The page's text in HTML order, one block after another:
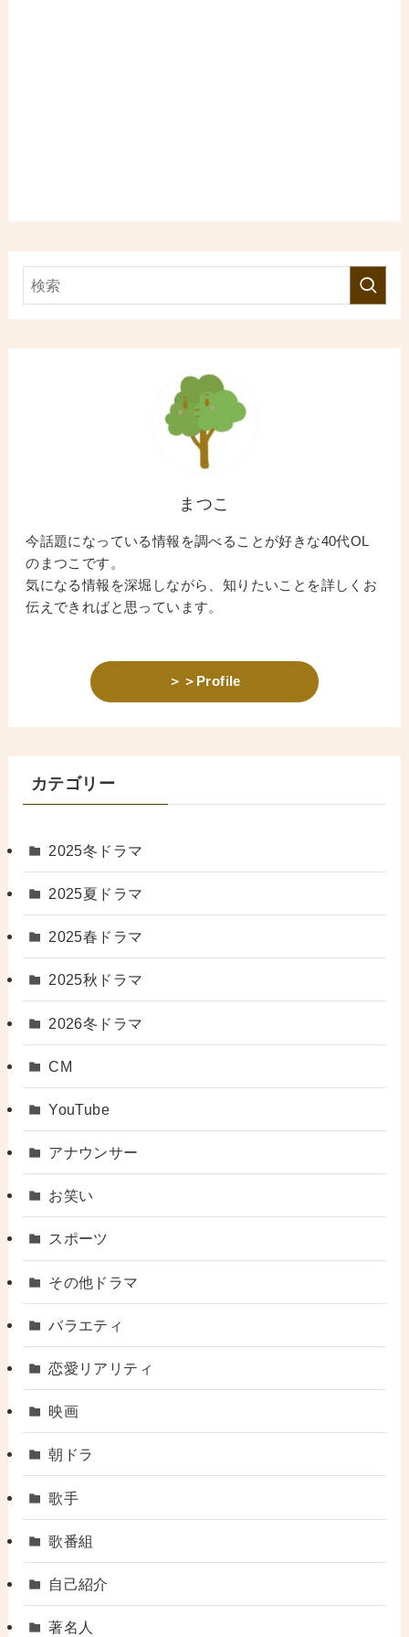
まつこ
今話題になっている情報を調べることが好きな40代OL
のまつこです。
気になる情報を深堀しながら、知りたいことを詳しくお
伝えできればと思っています。
＞＞Profile
カテゴリー
2025冬ドラマ
2025夏ドラマ
2025春ドラマ
2025秋ドラマ
2026冬ドラマ
CM
YouTube
アナウンサー
お笑い
スポーツ
その他ドラマ
バラエティ
恋愛リアリティ
映画
朝ドラ
歌手
歌番組
自己紹介
著名人